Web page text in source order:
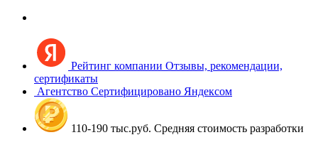
Рейтинг компании Отзывы, рекомендации,
сертификаты
Агентство Сертифицировано Яндексом
110-190 тыс.руб. Средняя стоимость разработки